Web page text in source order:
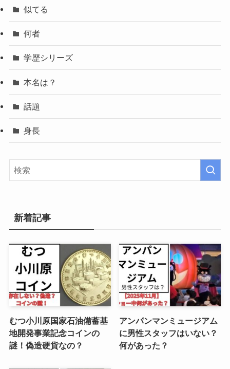
似てる
何者
学歴シリーズ
本名は？
話題
身長
新着記事
むつ小川原国家石油備蓄基
地開発事業記念コインの
謎！偽造硬貨なの？
アンパンマンミュージアム
に男性スタッフはいない？
何があった？